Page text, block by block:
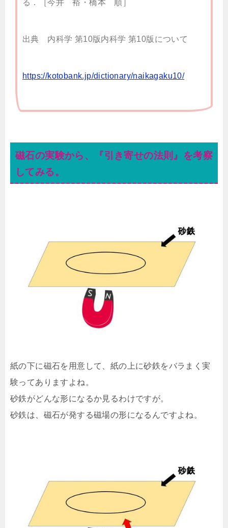
る．［今井 裕・橋本 順］
出典 内科学 第10版内科学 第10版について
https://kotobank.jp/dictionary/naikagaku10/
磁石の実験から、『引き寄せの法則』を考察
してみる。
紙の下に磁石を用意して、紙の上に砂鉄をバラまく実
験ってありますよね。
砂鉄がどんな形になるか見るわけですが。
砂鉄は、磁石が発する磁場の形になるんですよね。